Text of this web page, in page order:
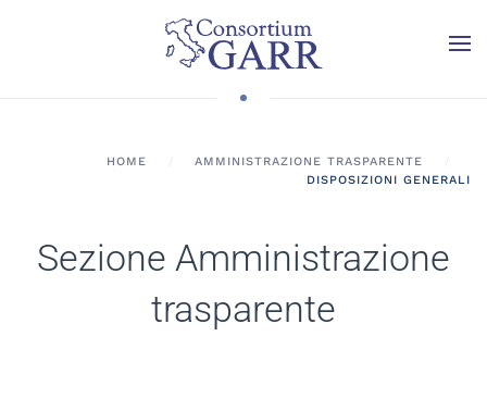
Skip to main content
HOME
AMMINISTRAZIONE TRASPARENTE
DISPOSIZIONI GENERALI
Sezione Amministrazione
trasparente